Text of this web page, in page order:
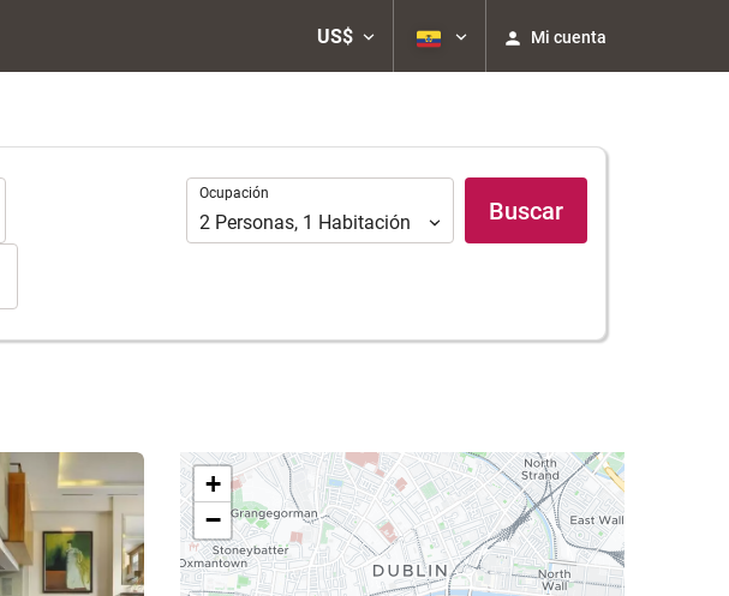
US$ Mi cuenta
Ocupación
Ocupación
2 Personas, 1 Habitación Buscar
Ver 25 fotos
+
−